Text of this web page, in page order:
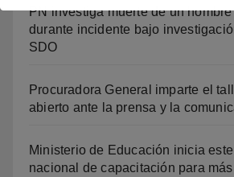
PN investiga muerte de un
durante incidente bajo
SDO
Procuradora General imparte el
abierto ante la prensa y la
Ministerio de Educación inicia
nacional de capacitación para